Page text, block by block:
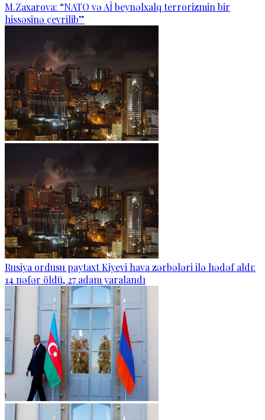
M.Zaxarova: “NATO və Aİ beynəlxalq terrorizmin bir
hissəsinə çevrilib”
Rusiya ordusu paytaxt Kiyevi hava zərbələri ilə hədəf aldı:
14 nəfər öldü, 27 adam yaralandı